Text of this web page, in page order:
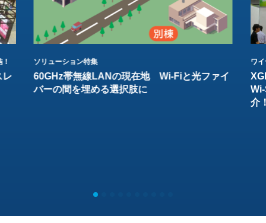
レ
ソリューション特集
60GHz帯無線LANの現在地 Wi-Fiと光ファイ
バーの間を埋める選択肢に
ワ
介